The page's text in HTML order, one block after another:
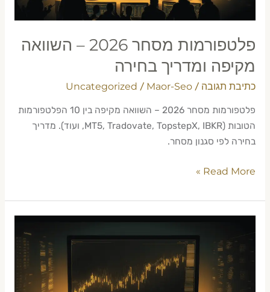
פלטפורמות מסחר 2026 – השוואה
מקיפה ומדריך בחירה
כתיבת תגובה /
Uncategorized / Maor-Seo
פלטפורמות מסחר 2026 – השוואה מקיפה בין 10 הפלטפורמות
הטובות (MT5, Tradovate, TopstepX, IBKR, ועוד). מדריך
בחירה לפי סגנון מסחר.
Read More »
בעברית